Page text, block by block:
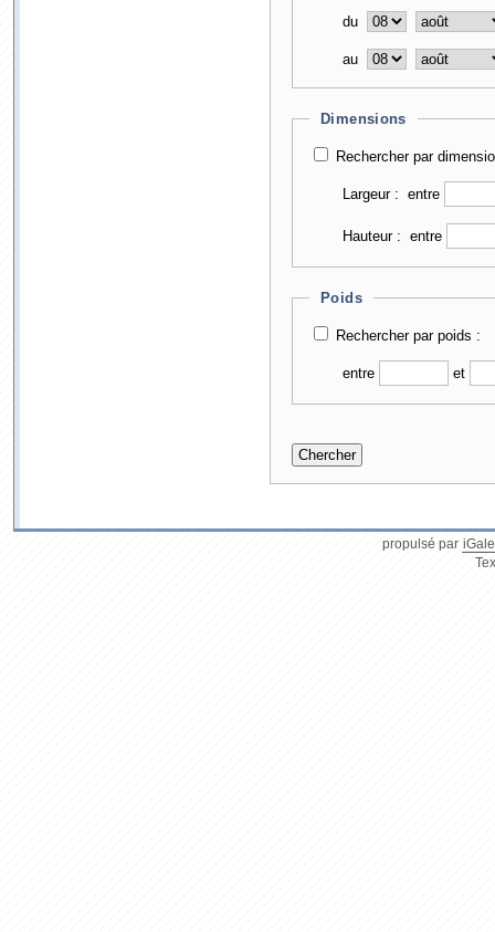
du
au
Dimensions
Rechercher par
Largeur : entre
Hauteur : entre
Poids
Rechercher par poids :
entre et
propulsé par